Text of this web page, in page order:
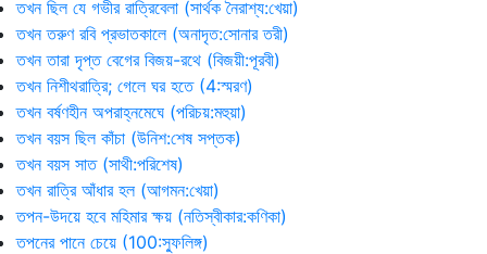
তখন ছিল যে গভীর রাত্রিবেলা (সার্থক নৈরাশ্য:খেয়া)
তখন তরুণ রবি প্রভাতকালে (অনাদৃত:সোনার তরী)
তখন তারা দৃপ্ত বেগের বিজয়-রথে (বিজয়ী:পূরবী)
তখন নিশীথরাত্রি; গেলে ঘর হতে (4:স্মরণ)
তখন বর্ষণহীন অপরাহ্নমেঘে (পরিচয়:মহুয়া)
তখন বয়স ছিল কাঁচা (উনিশ:শেষ সপ্তক)
তখন বয়স সাত (সাথী:পরিশেষ)
তখন রাত্রি আঁধার হল (আগমন:খেয়া)
তপন-উদয়ে হবে মহিমার ক্ষয় (নতিস্বীকার:কণিকা)
তপনের পানে চেয়ে (100:স্ফুলিঙ্গ)